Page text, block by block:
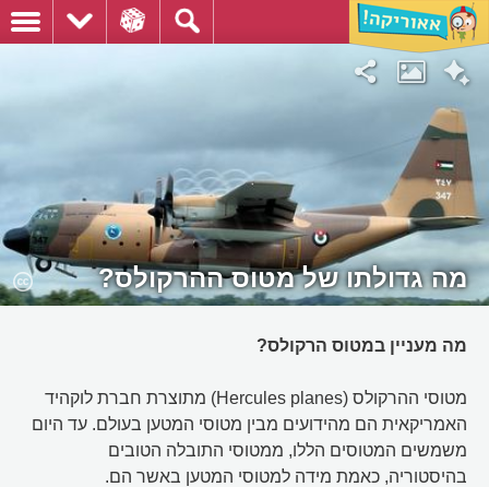
מה גדולתו של מטוס ההרקולס?
מה מעניין במטוס הרקולס?
מטוסי ההרקולס (Hercules planes) מתוצרת חברת לוקהיד
האמריקאית הם מהידועים מבין מטוסי המטען בעולם. עד היום
משמשים המטוסים הללו, ממטוסי התובלה הטובים
בהיסטוריה, כאמת מידה למטוסי המטען באשר הם.